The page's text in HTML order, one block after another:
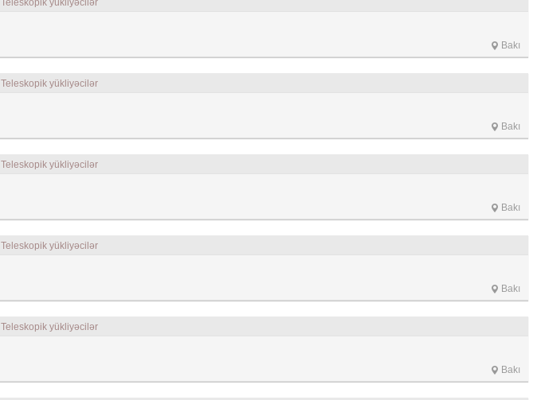
Teleskopik yükliyəcilər
Bakı
Teleskopik yükliyəcilər
Bakı
Teleskopik yükliyəcilər
Bakı
Teleskopik yükliyəcilər
Bakı
Teleskopik yükliyəcilər
Bakı